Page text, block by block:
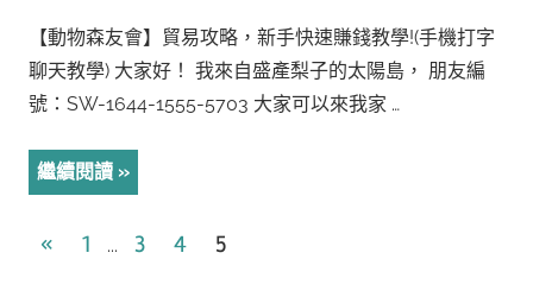
【動物森友會】貿易攻略，新手快速賺錢教學!(手機打字
聊天教學) 大家好！ 我來自盛產梨子的太陽島， 朋友編
號：SW-1644-1555-5703 大家可以來我家 …
繼續閱讀
文
« Previous
1 ... 3 4 5